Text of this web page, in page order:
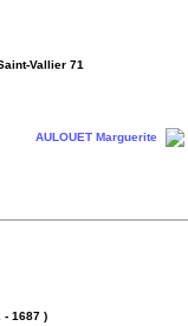
Vallier 71
AULOUET Marguerite
- 1687 )